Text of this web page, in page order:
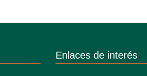
Enlaces de interés